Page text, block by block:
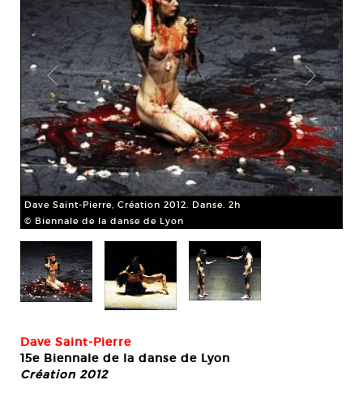
Dave Saint-Pierre, Création 2012. Danse. 2h
© Biennale de la danse de Lyon
Dave Saint-Pierre
15e Biennale de la danse de Lyon
Création 2012